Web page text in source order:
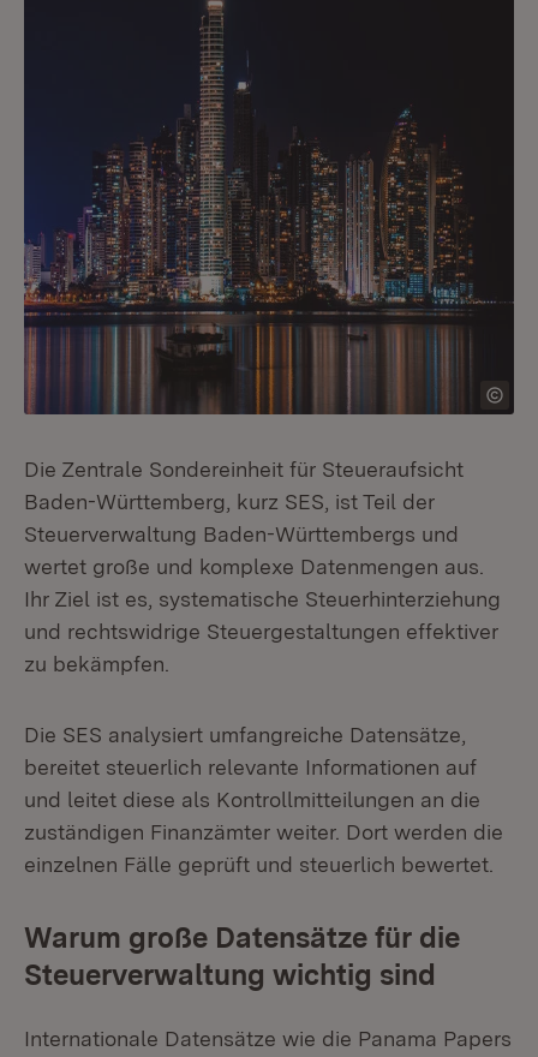
Die Zentrale Sondereinheit für Steueraufsicht
Baden-Württemberg, kurz SES, ist Teil der
Steuerverwaltung Baden-Württembergs und
wertet große und komplexe Datenmengen aus.
Ihr Ziel ist es, systematische Steuerhinterziehung
und rechtswidrige Steuergestaltungen effektiver
zu bekämpfen.
Die SES analysiert umfangreiche Datensätze,
bereitet steuerlich relevante Informationen auf
und leitet diese als Kontrollmitteilungen an die
zuständigen Finanzämter weiter. Dort werden die
einzelnen Fälle geprüft und steuerlich bewertet.
Warum große Datensätze für die
Steuerverwaltung wichtig sind
Internationale Datensätze wie die Panama Papers